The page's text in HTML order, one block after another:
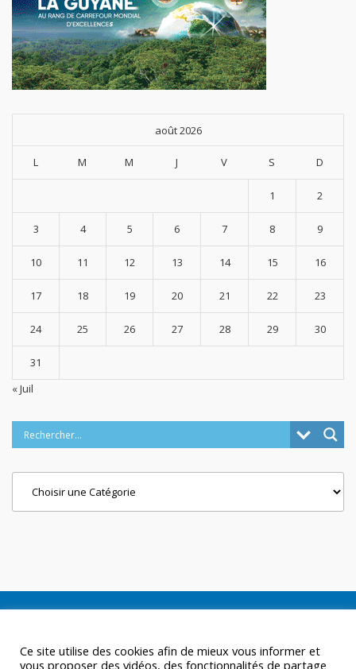
août 2026
L M M J V S D
1 2
3 4 5 6 7 8 9
10 11 12 13 14 15 16
17 18 19 20 21 22 23
24 25 26 27 28 29 30
31
« Juil
Ce site utilise des cookies afin de mieux vous informer et
vous proposer des vidéos, des fonctionnalités de partage